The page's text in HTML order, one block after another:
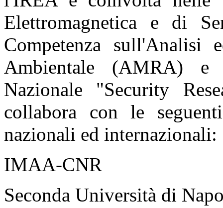
Elettromagnetica e di
Competenza
Ambientale (AMRA) e
Nazionale "Security
collabora con le
nazionali ed internazionali:
IMAA-CNR
Seconda Università di